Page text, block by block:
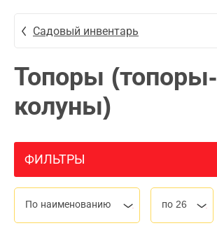
Садовый инвентарь
Топоры (топоры-
колуны)
ФИЛЬТРЫ
По наименованию по 26